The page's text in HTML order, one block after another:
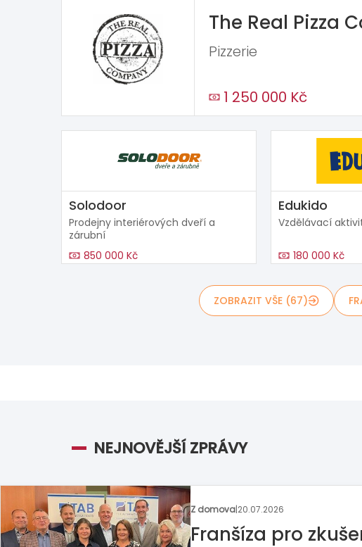
The Real Pizza
Pizzerie
1 250 000 Kč
Solodoor
Prodejny interiérových dveří a
zárubní
850 000 Kč
Edukido
Vzdělávací
180 000 Kč
ZOBRAZIT VŠE (67)
NEJNOVĚJŠÍ ZPRÁVY
Britská pizzerie